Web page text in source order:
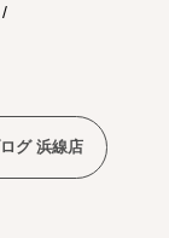
グ 浜線店